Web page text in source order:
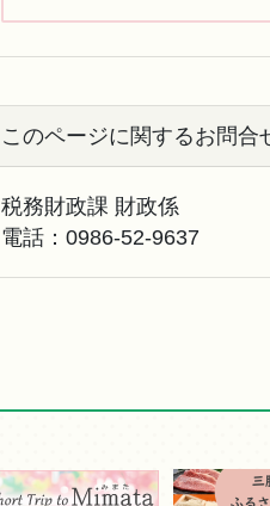
このページに関するお問合
税務財政課 財政係
電話： 0986-52-9637